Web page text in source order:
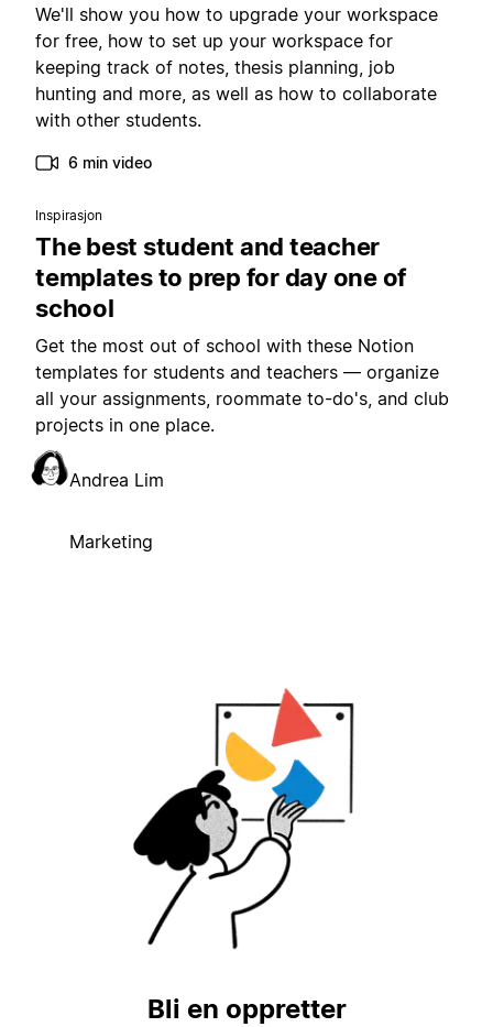
We'll show you how to upgrade your workspace
for free, how to set up your workspace for
keeping track of notes, thesis planning, job
hunting and more, as well as how to collaborate
with other students.
6 min video
Inspirasjon
The best student and teacher
templates to prep for day one of
school
Get the most out of school with these Notion
templates for students and teachers — organize
all your assignments, roommate to-do's, and club
projects in one place.
Andrea Lim
Marketing
Bli en oppretter